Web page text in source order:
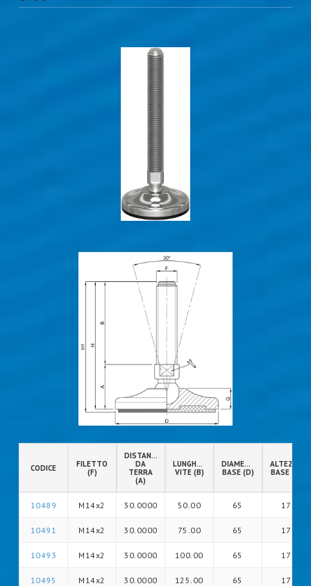
CODICE
FILETTO
(F)
DISTANZA
DA
TERRA
(A)
LUNGHEZZA
VITE (B)
DIAMETRO
BASE (D)
ALTEZZA
BASE (G)
10489 M14x2 30.0000 50.00 65 17
10491 M14x2 30.0000 75.00 65 17
10493 M14x2 30.0000 100.00 65 17
10495 M14x2 30.0000 125.00 65 17